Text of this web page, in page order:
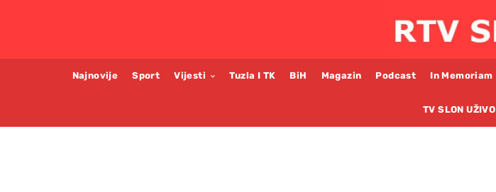
Najnovije Sport Vijesti Tuzla I TK BiH Magazin Podcast In Memoriam
TV SLON UŽIVO